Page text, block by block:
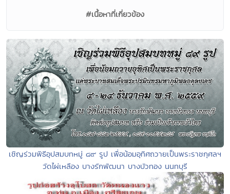
#เนื้อหาที่เกี่ยวข้อง
เชิญร่วมพิธีอุปสมบทหมู่ ๘๙ รูป เพื่อน้อมอุทิศถวายเป็นพระราชกุศลฯ
วัดไผ่เหลือง บางรักพัฒนา บางบัวทอง นนทบุรี